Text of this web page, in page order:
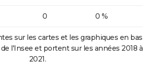
0 0 %
sur les cartes et les graphiques en bas
l'Insee et portent sur les années 2018 à
2021.